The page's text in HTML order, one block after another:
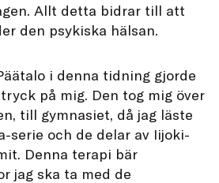
Allt detta bidrar till att
den psykiska hälsan.
i denna tidning gjorde
på mig. Den tog mig över
till gymnasiet, då jag läste
serie och de delar av Iijoki-
Denna terapi bär
jag ska ta med de